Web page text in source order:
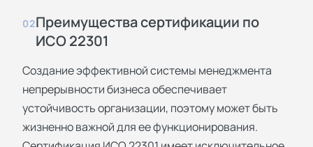
02Преимущества сертификации по
ИСО 22301
Создание эффективной системы менеджмента
непрерывности бизнеса обеспечивает
устойчивость организации, поэтому может быть
жизненно важной для ее функционирования.